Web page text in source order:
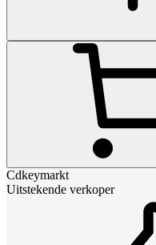
Cdkeymarkt
Uitstekende verkoper